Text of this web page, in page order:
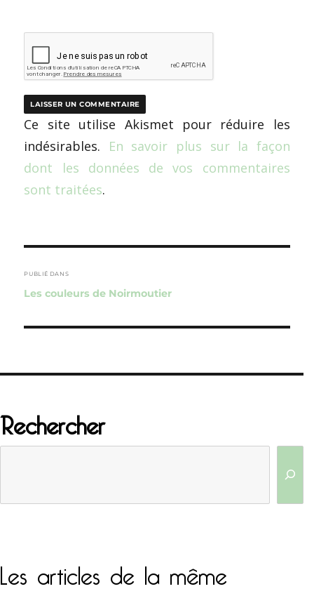
Ce site utilise Akismet pour réduire les
indésirables. En savoir plus sur la façon
dont les données de vos commentaires
sont traitées.
de
l’article
PUBLIÉ DANS
Les couleurs de Noirmoutier
Rechercher
Les articles de la même